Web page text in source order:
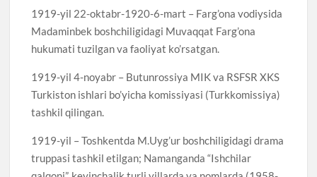
1919-yil 22-oktabr-1920-6-mart – Farg’ona vodiysida
Madaminbek boshchiligidagi Muvaqqat Farg’ona
hukumati tuzilgan va faoliyat ko’rsatgan.
1919-yil 4-noyabr – Butunrossiya MIK va RSFSR XKS
Turkiston ishlari bo’yicha komissiyasi (Turkkomissiya)
tashkil qilingan.
1919-yil – Toshkentda M.Uyg’ur boshchiligidagi drama
truppasi tashkil etilgan; Namanganda “Ishchilar